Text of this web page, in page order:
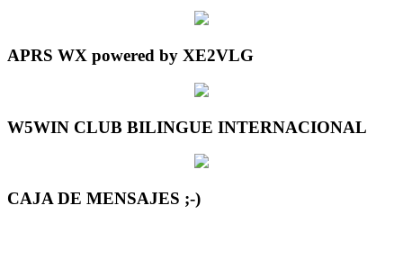
APRS WX powered by XE2VLG
W5WIN CLUB BILINGUE INTERNACIONAL
CAJA DE MENSAJES ;-)